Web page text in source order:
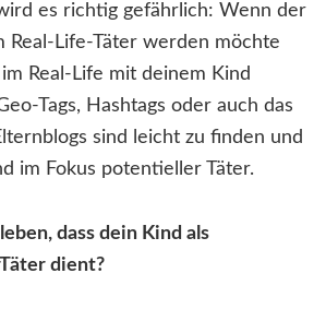
es richtig gefährlich: Wenn der
Real-Life-Täter werden möchte
Real-Life mit deinem Kind
Tags, Hashtags oder auch das
sind leicht zu finden und
im Fokus potentieller Täter.
dass dein Kind als
dient?